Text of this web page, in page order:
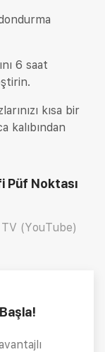
dondurma
6 saat
kısa bir
kalıbından
Püf Noktası
(YouTube)